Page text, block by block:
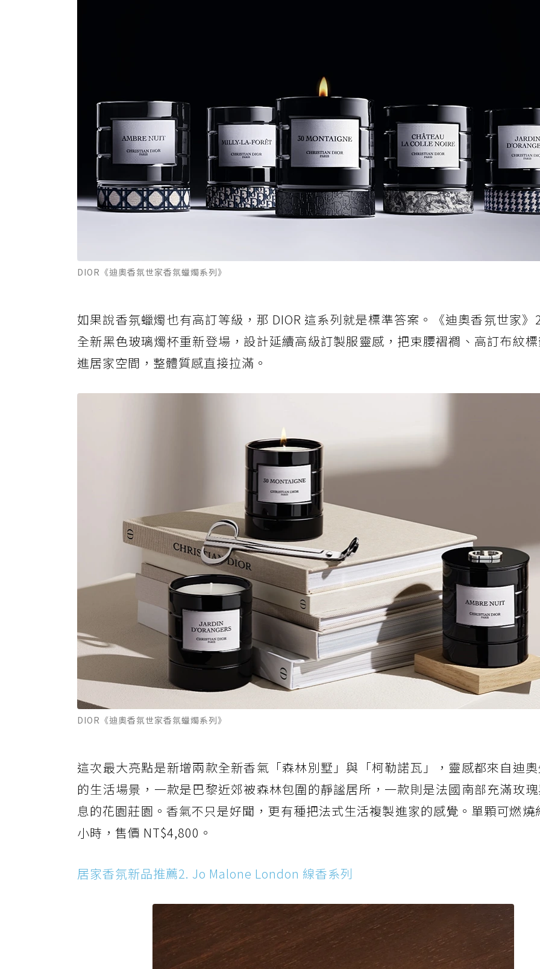
DIOR《迪奧香氛世家香氛蠟燭系列》
如果說香氛蠟燭也有高訂等級，那 DIOR 這系列就是標準答案。《迪奧香氛世家》
全新黑色玻璃燭杯重新登場，設計延續高級訂製服靈感，把束腰褶襇、高訂布紋
進居家空間，整體質感直接拉滿。
DIOR《迪奧香氛世家香氛蠟燭系列》
這次最大亮點是新增兩款全新香氣「森林別墅」與「柯勒諾瓦」，靈感都來自迪
的生活場景，一款是巴黎近郊被森林包圍的靜謐居所，一款則是法國南部充滿玫
息的花園莊園。香氣不只是好聞，更有種把法式生活複製進家的感覺。單顆可燃燒
小時，售價 NT$4,800。
居家香氛新品推薦2. Jo Malone London 線香系列